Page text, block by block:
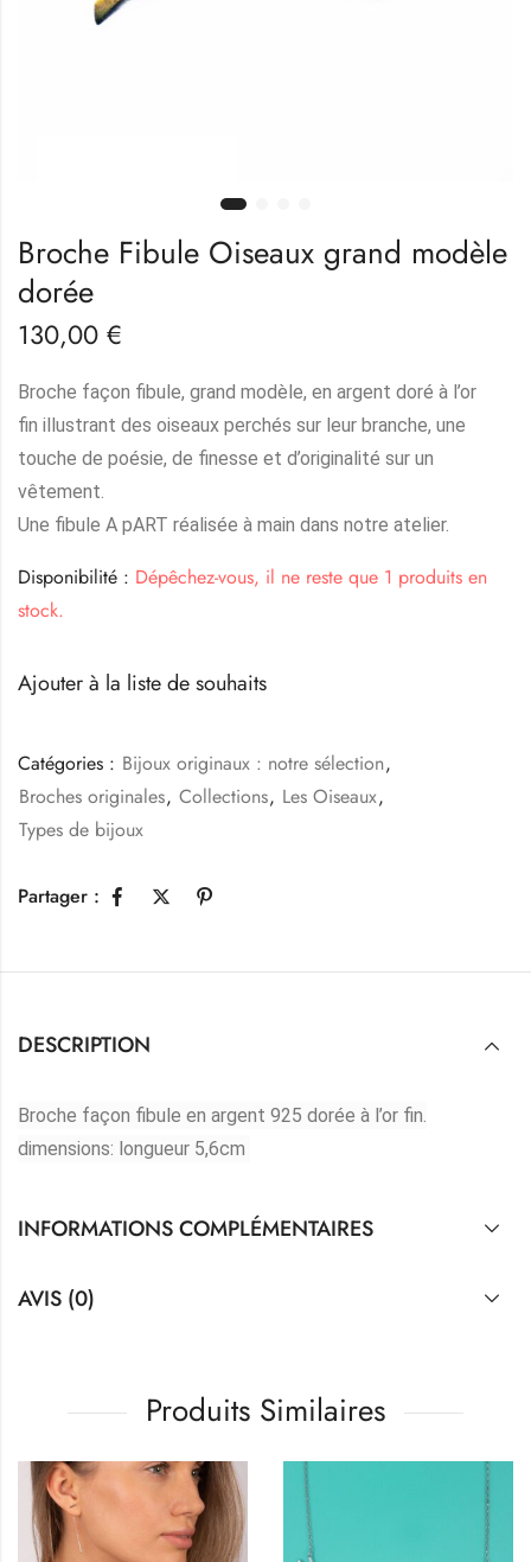
Broche Fibule Oiseaux grand modèle
dorée
130,00 €
Broche façon fibule, grand modèle, en argent doré à l’or
fin illustrant des oiseaux perchés sur leur branche, une
touche de poésie, de finesse et d’originalité sur un
vêtement.
Une fibule A pART réalisée à main dans notre atelier.
Disponibilité : Dépêchez-vous, il ne reste que 1 produits en
stock.
Ajouter à la liste de souhaits
Catégories : Bijoux originaux : notre sélection,
Broches originales, Collections, Les Oiseaux,
Types de bijoux
Partager :
DESCRIPTION
Broche façon fibule en argent 925 dorée à l’or fin.
dimensions: longueur 5,6cm
INFORMATIONS COMPLÉMENTAIRES
AVIS (0)
Produits Similaires